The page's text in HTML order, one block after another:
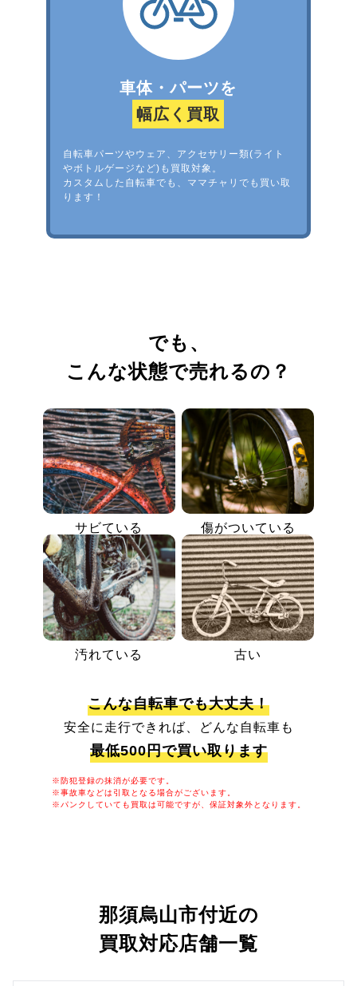
車体・パーツを
幅広く買取
自転車パーツやウェア、アクセサリー類(ライト
やボトルゲージなど)も買取対象。
カスタムした自転車でも、ママチャリでも買い取
ります！
でも、
こんな状態で売れるの？
サビている 傷がついている
汚れている 古い
こんな自転車でも大丈夫！
安全に走行できれば、どんな自転車も
最低500円で買い取ります
※防犯登録の抹消が必要です。
※事故車などは引取となる場合がございます。
※パンクしていても買取は可能ですが、保証対象外となります。
那須烏山市付近の
買取対応店舗一覧